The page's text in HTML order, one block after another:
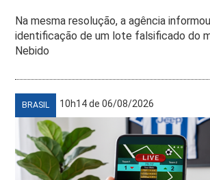
Na mesma resolução, a agência
identificação de um lote falsificado do
Nebido
BRASIL 10h14 de 06/08/2026